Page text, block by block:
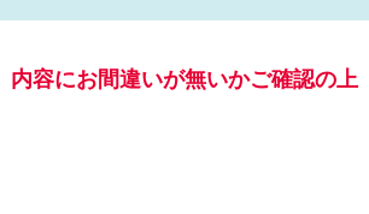
内容にお間違いが無いかご確認の上